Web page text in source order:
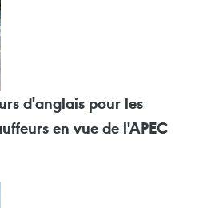
d'anglais pour les
en vue de l'APEC